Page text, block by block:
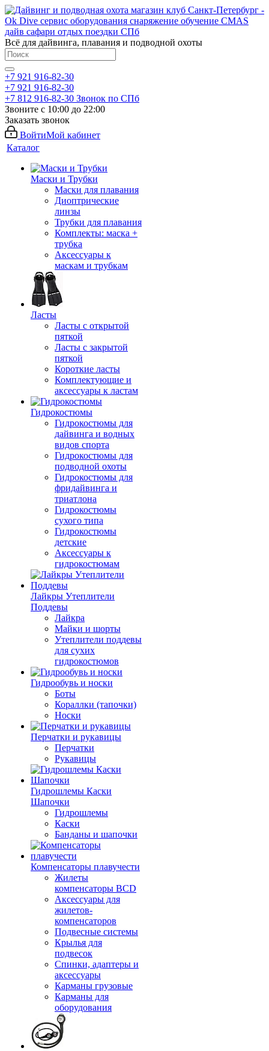
Всё для дайвинга, плавания и подводной охоты
+7 921 916-82-30
+7 921 916-82-30
+7 812 916-82-30 Звонок по СПб
Звоните с 10:00 до 22:00
Заказать звонок
ВойтиМой кабинет
Каталог
Маски и Трубки
Маски для плавания
Диоптрические
линзы
Трубки для плавания
Комплекты: маска +
трубка
Аксессуары к
маскам и трубкам
Ласты
Ласты с открытой
пяткой
Ласты с закрытой
пяткой
Короткие ласты
Комплектующие и
аксессуары к ластам
Гидрокостюмы
Гидрокостюмы для
дайвинга и водных
видов спорта
Гидрокостюмы для
подводной охоты
Гидрокостюмы для
фридайвинга и
триатлона
Гидрокостюмы
сухого типа
Гидрокостюмы
детские
Аксессуары к
гидрокостюмам
Лайкры Утеплители
Поддевы
Лайкра
Майки и шорты
Утеплители поддевы
для сухих
гидрокостюмов
Гидрообувь и носки
Боты
Кораллки (тапочки)
Носки
Перчатки и рукавицы
Перчатки
Рукавицы
Гидрошлемы Каски
Шапочки
Гидрошлемы
Каски
Банданы и шапочки
Компенсаторы плавучести
Жилеты
компенсаторы BCD
Аксессуары для
жилетов-
компенсаторов
Подвесные системы
Крылья для
подвесок
Спинки, адаптеры и
аксессуары
Карманы грузовые
Карманы для
оборудования